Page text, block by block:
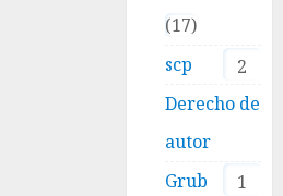
17
scp
2
Derecho de
autor
1
Grub